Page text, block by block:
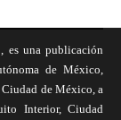
es una publicación
de México,
de México, a
Interior, Ciudad